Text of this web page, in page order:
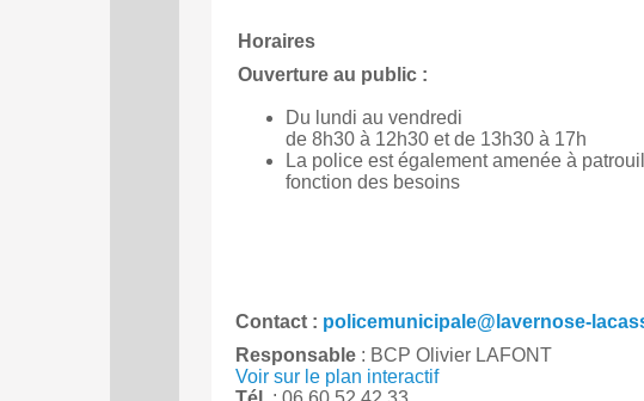
Horaires
Ouverture au public :
Du lundi au vendredi
de 8h30 à 12h30 et de 13h30 à 17h
La police est également amenée à
fonction des besoins
Contact : policemunicipale@lavernose-
Responsable : BCP Olivier LAFONT
Voir sur le plan interactif